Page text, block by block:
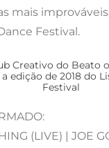
mais
Festival.
Creativo do Beato
edição de 2018 do
Festival
(LIVE) | JOE